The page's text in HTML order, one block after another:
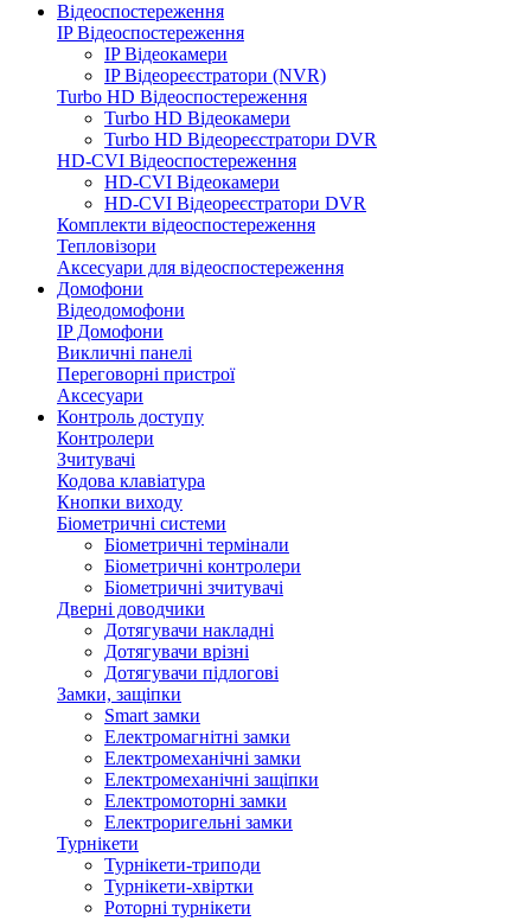
Відеоспостереження
IP Відеоспостереження
IP Відеокамери
IP Відеореєстратори (NVR)
Turbo HD Відеоспостереження
Turbo HD Відеокамери
Turbo HD Відеореєстратори DVR
HD-CVI Відеоспостереження
HD-CVI Відеокамери
HD-CVI Відеореєстратори DVR
Комплекти відеоспостереження
Тепловізори
Аксесуари для відеоспостереження
Домофони
Відеодомофони
IP Домофони
Викличні панелі
Переговорні пристрої
Аксесуари
Контроль доступу
Контролери
Зчитувачі
Кодова клавіатура
Кнопки виходу
Біометричні системи
Біометричні термінали
Біометричні контролери
Біометричні зчитувачі
Дверні доводчики
Дотягувачи накладні
Дотягувачи врізні
Дотягувачи підлогові
Замки, защіпки
Smart замки
Електромагнітні замки
Електромеханічні замки
Електромеханічні защіпки
Електромоторні замки
Електроригельні замки
Турнікети
Турнікети-триподи
Турнікети-хвіртки
Роторні турнікети